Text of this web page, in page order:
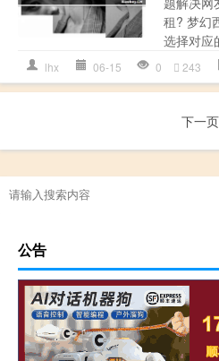
租? 梦幻
选择对应
lhx 06-15 0 243
下一页
公告